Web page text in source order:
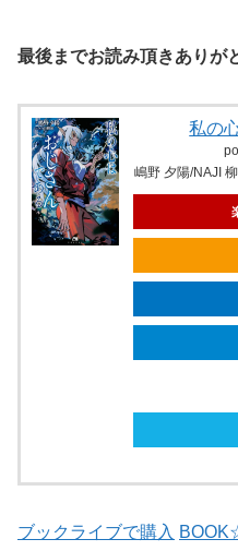
最後までお読み頂きありが
私の
嶋野 夕陽/NAJI
ブックライブで購入